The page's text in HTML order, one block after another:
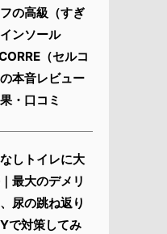
の高級（すぎ
ンソール
（セルコ
本音レビュー
果・口コミ
しトイレに大
最大のデメリ
尿の跳ね返り
で対策してみ